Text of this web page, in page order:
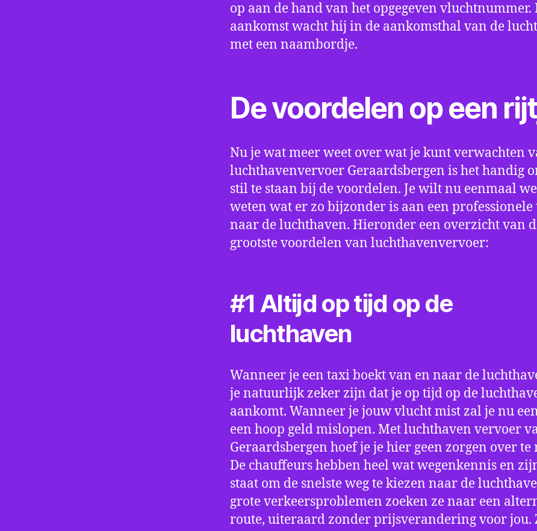
op aan de hand van het opgegeven vluchtnummer.
aankomst wacht hij in de aankomsthal van de
met een naambordje.
De voordelen op een
Nu je wat meer weet over wat je kunt verwachten
luchthavenvervoer Geraardsbergen is het handig
stil te staan bij de voordelen. Je wilt nu eenmaal
weten wat er zo bijzonder is aan een
naar de luchthaven. Hieronder een overzicht van
grootste voordelen van luchthavenvervoer:
#1 Altijd op tijd op de
luchthaven
Wanneer je een taxi boekt van en naar de
je natuurlijk zeker zijn dat je op tijd op de
aankomt. Wanneer je jouw vlucht mist zal je nu
een hoop geld mislopen. Met luchthaven vervoer
Geraardsbergen hoef je je hier geen zorgen over te
De chauffeurs hebben heel wat wegenkennis en
staat om de snelste weg te kiezen naar de
grote verkeersproblemen zoeken ze naar een
route, uiteraard zonder prijsverandering voor jou.